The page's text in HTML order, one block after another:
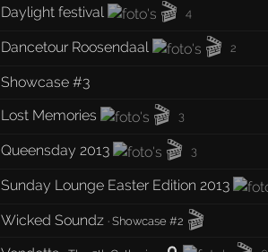
Daylight festival
🎬 4
Dancetour Roosendaal
🎬 2
Showcase #3
Lost Memories
🎬 3
Queensday 2013
🎬 3
Sunday Lounge Easter Edition 2013
Wicked Soundz ·Showcase #2 🎬